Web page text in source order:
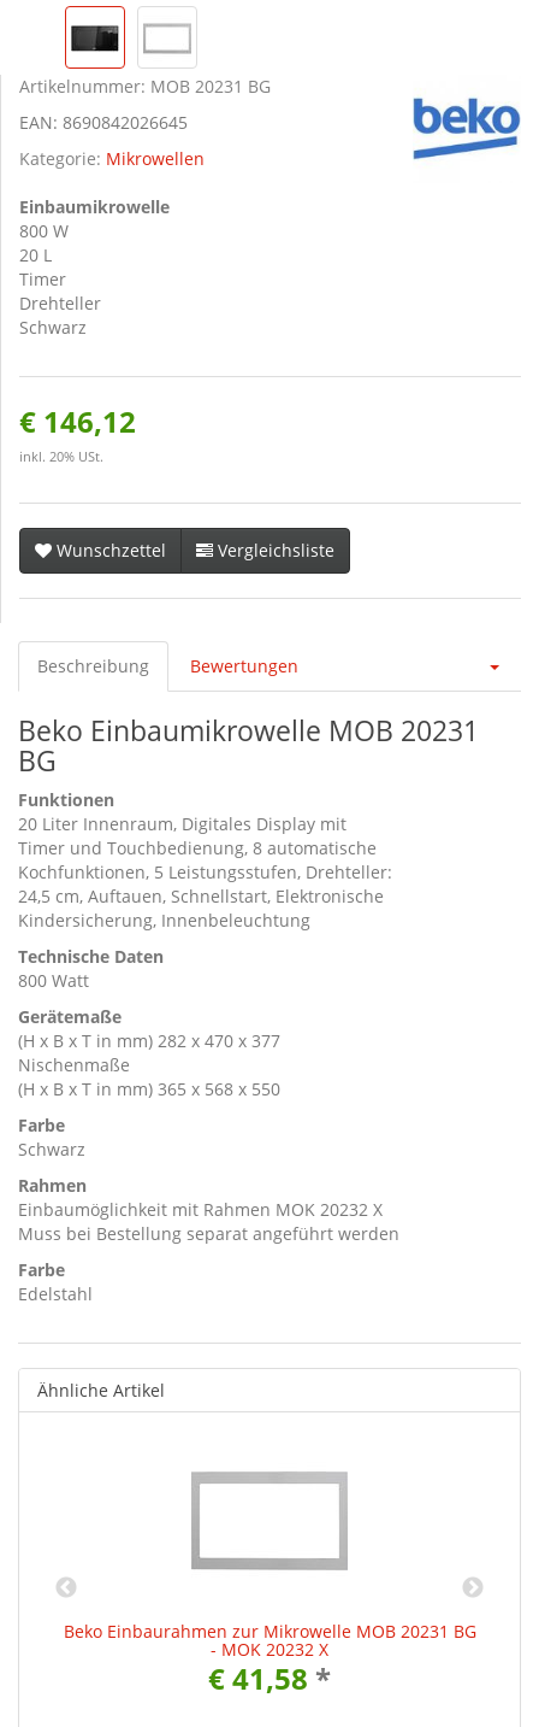
Artikelnummer: MOB 20231 BG
EAN: 8690842026645
Kategorie: Mikrowellen
Einbaumikrowelle
800 W
20 L
Timer
Drehteller
Schwarz
€ 146,12
inkl. 20% USt.
Wunschzettel Vergleichsliste
Beschreibung Bewertungen
Beko Einbaumikrowelle MOB 20231
BG
Funktionen
20 Liter Innenraum, Digitales Display mit
Timer und Touchbedienung, 8 automatische
Kochfunktionen, 5 Leistungsstufen, Drehteller:
24,5 cm, Auftauen, Schnellstart, Elektronische
Kindersicherung, Innenbeleuchtung
Technische Daten
800 Watt
Gerätemaße
(H x B x T in mm) 282 x 470 x 377
Nischenmaße
(H x B x T in mm) 365 x 568 x 550
Farbe
Schwarz
Rahmen
Einbaumöglichkeit mit Rahmen MOK 20232 X
Muss bei Bestellung separat angeführt werden
Farbe
Edelstahl
Ähnliche Artikel
Beko Einbaurahmen zur Mikrowelle MOB 20231 BG
- MOK 20232 X
€ 41,58 *